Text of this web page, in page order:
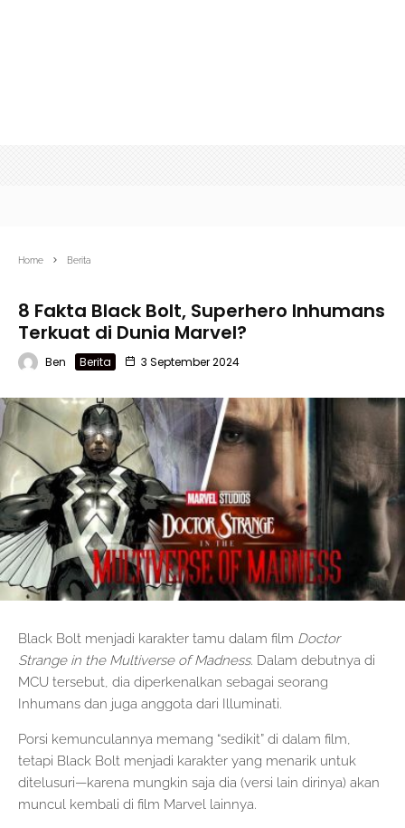
Home Berita
8 Fakta Black Bolt, Superhero Inhumans
Terkuat di Dunia Marvel?
Ben Berita 3 September 2024
Black Bolt menjadi karakter tamu dalam film Doctor
Strange in the Multiverse of Madness. Dalam debutnya di
MCU tersebut, dia diperkenalkan sebagai seorang
Inhumans dan juga anggota dari Illuminati.
Porsi kemunculannya memang “sedikit” di dalam film,
tetapi Black Bolt menjadi karakter yang menarik untuk
ditelusuri—karena mungkin saja dia (versi lain dirinya) akan
muncul kembali di film Marvel lainnya.